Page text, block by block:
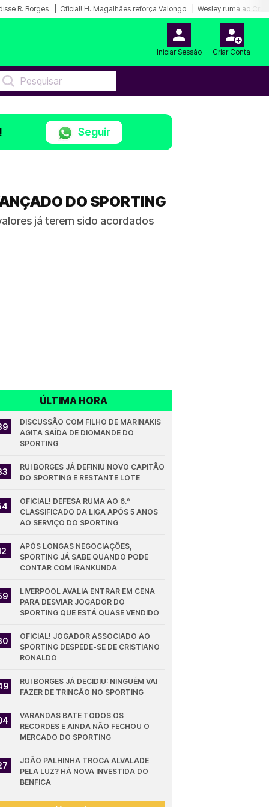
R. Borges Oficial! H. Magalhães reforça Valongo Wesley ruma ao
Iniciar Sessão Criar Conta
Seguir
DO SPORTING
já terem sido acordados
ÚLTIMA HORA
DISCUSSÃO COM FILHO DE MARINAKIS
AGITA SAÍDA DE DIOMANDE DO
SPORTING
RUI BORGES JÁ DEFINIU NOVO CAPITÃO
DO SPORTING E RESTANTE LOTE
OFICIAL! DEFESA RUMA AO 6.º
CLASSIFICADO DA LIGA APÓS 5 ANOS
AO SERVIÇO DO SPORTING
APÓS LONGAS NEGOCIAÇÕES,
SPORTING JÁ SABE QUANDO PODE
CONTAR COM IRANKUNDA
LIVERPOOL AVALIA ENTRAR EM CENA
PARA DESVIAR JOGADOR DO
SPORTING QUE ESTÁ QUASE VENDIDO
OFICIAL! JOGADOR ASSOCIADO AO
SPORTING DESPEDE-SE DE CRISTIANO
RONALDO
RUI BORGES JÁ DECIDIU: NINGUÉM VAI
FAZER DE TRINCÃO NO SPORTING
VARANDAS BATE TODOS OS
RECORDES E AINDA NÃO FECHOU O
MERCADO DO SPORTING
JOÃO PALHINHA TROCA ALVALADE
PELA LUZ? HÁ NOVA INVESTIDA DO
BENFICA